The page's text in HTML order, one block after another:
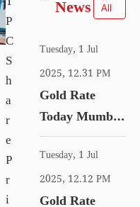
P
C
S
h
a
r
e
P
r
i
News
All
Tuesday, 1 Jul
2025, 12.31 PM
Gold Rate
Today Mumbai
| आज फिर सोना
१ लाख के करीब,
चेक करें 18 से 24
Tuesday, 1 Jul
2025, 12.12 PM
Gold Rate